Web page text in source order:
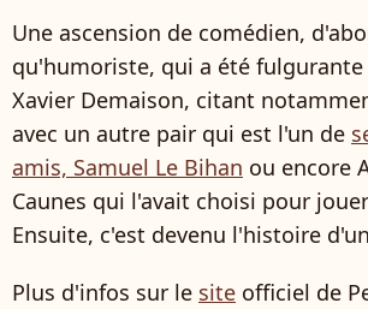
Une ascension de comédien,
qu'humoriste, qui a été fulgurante
Xavier Demaison, citant
avec un autre pair qui est l'un de
amis, Samuel Le Bihan ou encore
Caunes qui l'avait choisi pour
Ensuite, c'est devenu l'histoire
Plus d'infos sur le site officiel de